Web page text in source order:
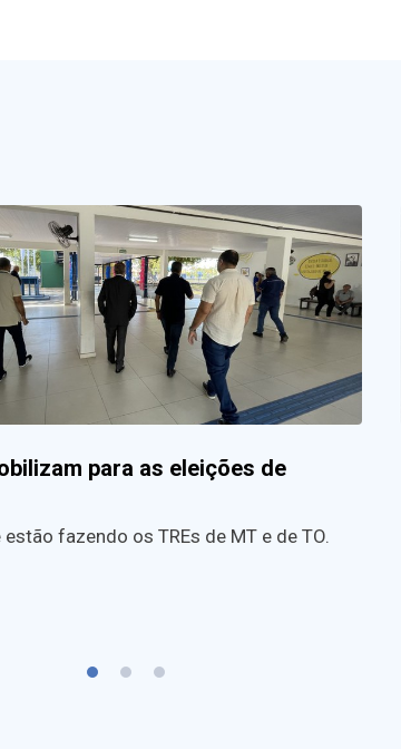
para as eleições de
fazendo os TREs de MT e de TO.